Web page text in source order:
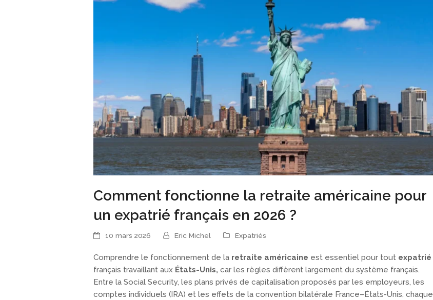
Comment fonctionne la retraite américaine pour
un expatrié français en 2026 ?
10 mars 2026 Eric Michel Expatriés
Comprendre le fonctionnement de la retraite américaine est essentiel pour tout expatrié
français travaillant aux États-Unis, car les règles diffèrent largement du système français.
Entre la Social Security, les plans privés de capitalisation proposés par les employeurs, les
comptes individuels (IRA) et les effets de la convention bilatérale France–États-Unis, chaque